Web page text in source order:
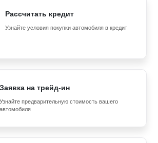
Рассчитать кредит
Узнайте условия покупки автомобиля в кредит
Заявка на трейд-ин
Узнайте предварительную стоимость вашего
автомобиля